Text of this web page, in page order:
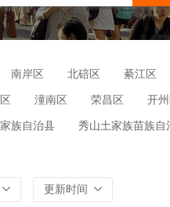
南岸区 北碚区 綦江区
潼南区 荣昌区 开州
族自治县 秀山土家族苗族自
更新时间